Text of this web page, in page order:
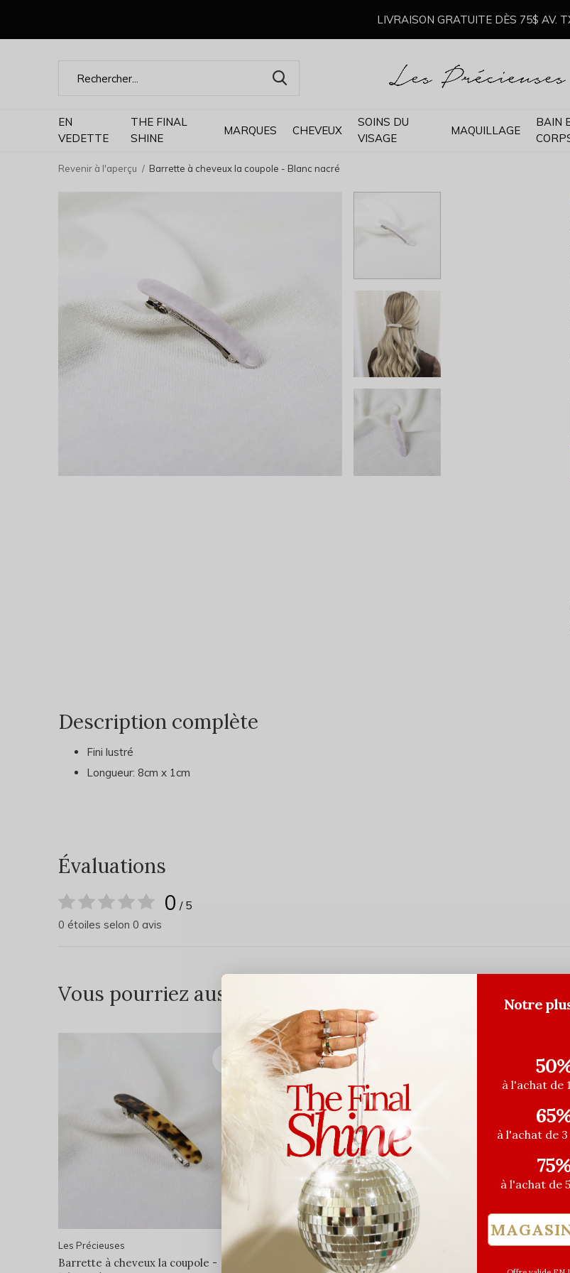
EN
VEDETTE
THE FINAL
SHINE
MARQUES CHEVEUX
SOINS DU
VISAGE
MAQUILLAGE
BAIN
LIVRAISON GRATUITE DÈS 75$ AV.
Revenir à l'aperçu Barrette à cheveux la coupole - Blanc nacré
Description complète
Fini lustré
Longueur: 8cm x 1cm
Évaluations
0 / 5
0 étoiles selon 0 avis
Vous pourriez aussi aimer...
Les Précieuses
Barrette à cheveux la coupole -
Les Précieuses
Barrette à cheveux la voute
Les Précieuses
Notre
à l'achat de
à l'achat de
à l'achat de